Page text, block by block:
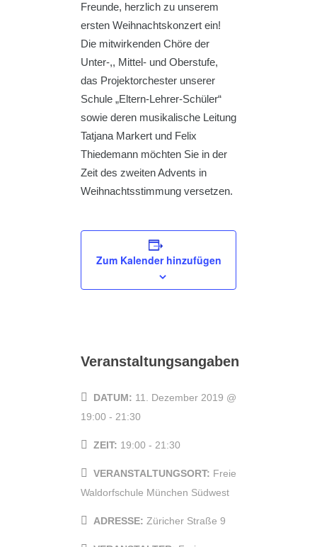
Freunde, herzlich zu unserem
ersten Weihnachtskonzert ein!
Die mitwirkenden Chöre der
Unter-,, Mittel- und Oberstufe,
das Projektorchester unserer
Schule „Eltern-Lehrer-Schüler“
sowie deren musikalische Leitung
Tatjana Markert und Felix
Thiedemann möchten Sie in der
Zeit des zweiten Advents in
Weihnachtsstimmung versetzen.
Zum Kalender hinzufügen
Veranstaltungsangaben
DATUM: 11. Dezember 2019 @
19:00 - 21:30
ZEIT: 19:00 - 21:30
VERANSTALTUNGSORT: Freie
Waldorfschule München Südwest
ADRESSE: Züricher Straße 9